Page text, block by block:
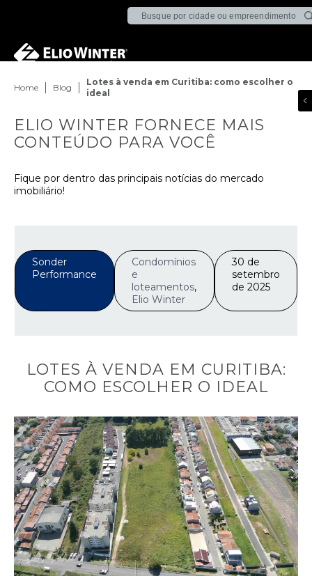
Home Blog
Lotes à venda em Curitiba: como escolher o
ideal
ELIO WINTER FORNECE MAIS
CONTEÚDO PARA VOCÊ
Fique por dentro das principais notícias do mercado
imobiliário!
Sonder
Performance
Condomínios
e
loteamentos,
Elio Winter
30 de
setembro
de 2025
LOTES À VENDA EM CURITIBA:
COMO ESCOLHER O IDEAL